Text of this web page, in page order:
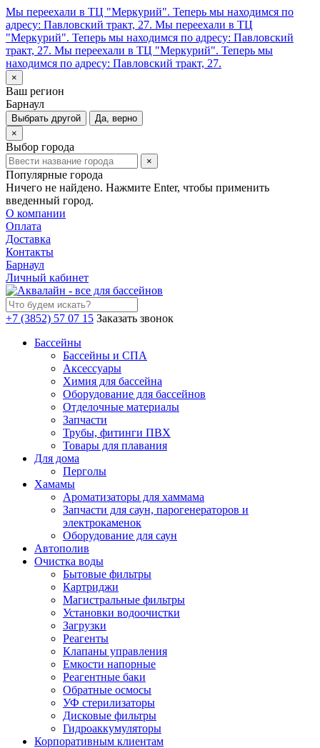
Мы переехали в ТЦ "Меркурий". Теперь мы находимся по
адресу: Павловский тракт, 27. Мы переехали в ТЦ
"Меркурий". Теперь мы находимся по адресу: Павловский
тракт, 27. Мы переехали в ТЦ "Меркурий". Теперь мы
находимся по адресу: Павловский тракт, 27.
×
Ваш регион
Барнаул
Выбрать другой
Да, верно
×
Выбор города
×
Популярные города
Ничего не найдено. Нажмите Enter, чтобы применить
введенный город.
О компании
Оплата
Доставка
Контакты
Барнаул
Личный кабинет
+7 (3852) 57 07 15 Заказать звонок
Бассейны
Бассейны и СПА
Аксессуары
Химия для бассейна
Оборудование для бассейнов
Отделочные материалы
Запчасти
Трубы, фитинги ПВХ
Товары для плавания
Для дома
Перголы
Хамамы
Ароматизаторы для хаммама
Запчасти для саун, парогенераторов и
электрокаменок
Оборудование для саун
Автополив
Очистка воды
Бытовые фильтры
Картриджи
Магистральные фильтры
Установки водоочистки
Загрузки
Реагенты
Клапаны управления
Емкости напорные
Реагентные баки
Обратные осмосы
УФ стерилизаторы
Дисковые фильтры
Гидроаккумуляторы
Корпоративным клиентам